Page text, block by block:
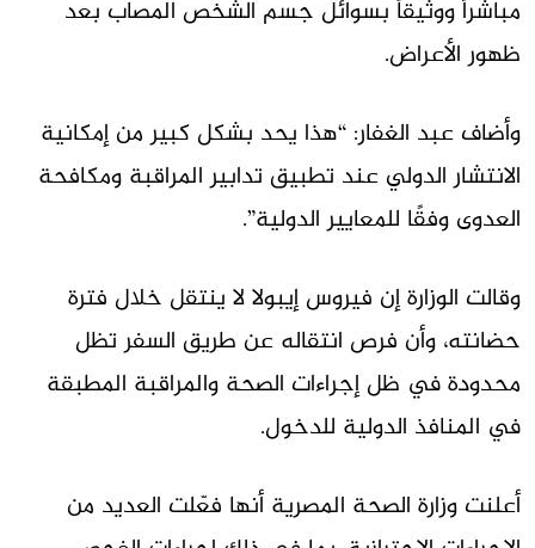
مباشراً ووثيقاً بسوائل جسم الشخص المصاب بعد
ظهور الأعراض.
وأضاف عبد الغفار: “هذا يحد بشكل كبير من إمكانية
الانتشار الدولي عند تطبيق تدابير المراقبة ومكافحة
العدوى وفقًا للمعايير الدولية”.
وقالت الوزارة إن فيروس إيبولا لا ينتقل خلال فترة
حضانته، وأن فرص انتقاله عن طريق السفر تظل
محدودة في ظل إجراءات الصحة والمراقبة المطبقة
في المنافذ الدولية للدخول.
أعلنت وزارة الصحة المصرية أنها فعّلت العديد من